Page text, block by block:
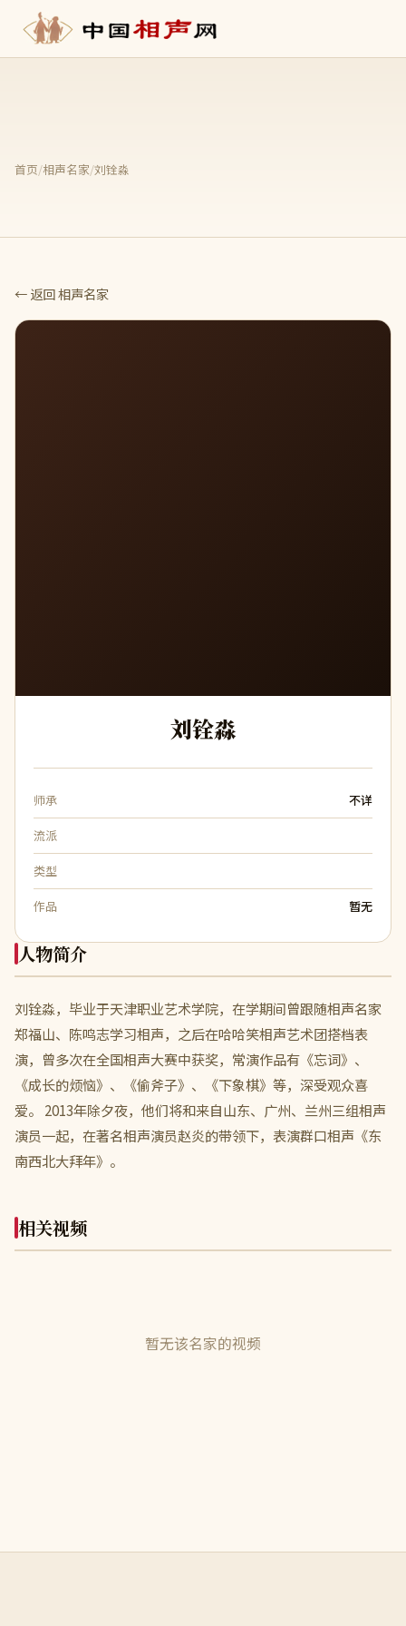
首页/相声名家/刘铨淼
← 返回 相声名家
刘铨淼
师承 不详
流派
类型
作品 暂无
人物简介
刘铨淼，毕业于天津职业艺术学院，在学期间曾跟随相声名家
郑福山、陈鸣志学习相声，之后在哈哈笑相声艺术团搭档表
演，曾多次在全国相声大赛中获奖，常演作品有《忘词》、
《成长的烦恼》、《偷斧子》、《下象棋》等，深受观众喜
爱。 2013年除夕夜，他们将和来自山东、广州、兰州三组相声
演员一起，在著名相声演员赵炎的带领下，表演群口相声《东
南西北大拜年》。
相关视频
暂无该名家的视频